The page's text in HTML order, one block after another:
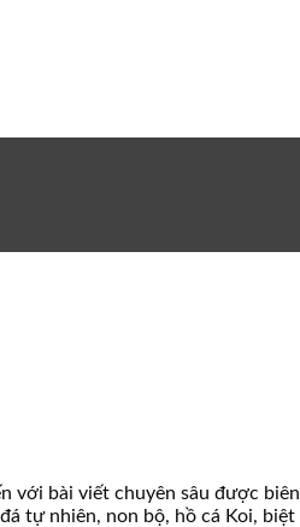
với bài viết chuyên sâu được
tự nhiên, non bộ, hồ cá Koi,